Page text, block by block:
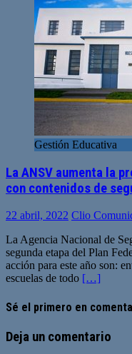
Gestión Educativa
La ANSV aumenta la
con contenidos de
22 abril, 2022 Clio
La Agencia Nacional de
segunda etapa del Plan
acción para este año son:
escuelas de todo […]
Sé el primero en
Deja un comentario